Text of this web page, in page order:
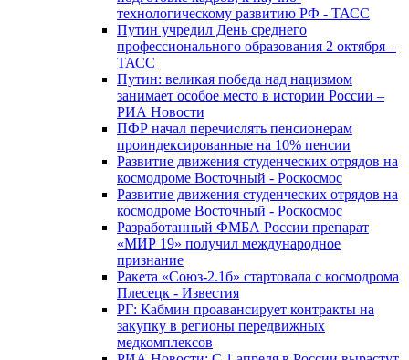
технологическому развитию РФ - ТАСС
Путин учредил День среднего
профессионального образования 2 октября –
ТАСС
Путин: великая победа над нацизмом
занимает особое место в истории России –
РИА Новости
ПФР начал перечислять пенсионерам
проиндексированные на 10% пенсии
Развитие движения студенческих отрядов на
космодроме Восточный - Роскосмос
Развитие движения студенческих отрядов на
космодроме Восточный - Роскосмос
Разработанный ФМБА России препарат
«МИР 19» получил международное
признание
Ракета «Союз-2.1б» стартовала с космодрома
Плесецк - Известия
РГ: Кабмин проавансирует контракты на
закупку в регионы передвижных
медкомплексов